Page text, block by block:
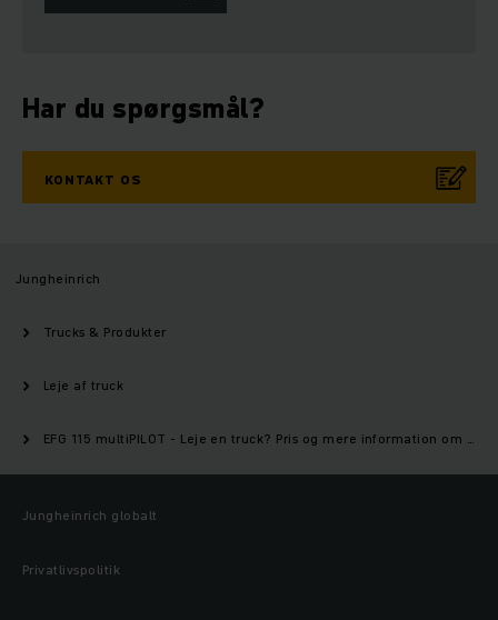
Har du spørgsmål?
KONTAKT OS
Jungheinrich
Trucks & Produkter
Leje af truck
EFG 115 multiPILOT - Leje en truck? Pris og mere information om denne model | Jungheinrich
Jungheinrich globalt
Privatlivspolitik